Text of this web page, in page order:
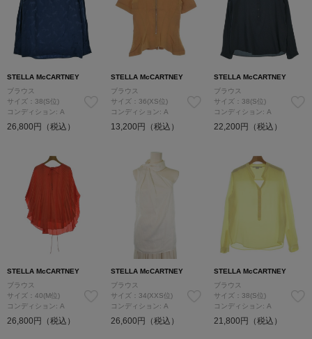
STELLA McCARTNEY
ブラウス
サイズ：38(S位)
コンディション: A
26,800円（税込）
STELLA McCARTNEY
ブラウス
サイズ：36(XS位)
コンディション: A
13,200円（税込）
STELLA McCARTNEY
ブラウス
サイズ：38(S位)
コンディション: A
22,200円（税込）
STELLA McCARTNEY
ブラウス
サイズ：40(M位)
コンディション: A
26,800円（税込）
STELLA McCARTNEY
ブラウス
サイズ：34(XXS位)
コンディション: A
26,600円（税込）
STELLA McCARTNEY
ブラウス
サイズ：38(S位)
コンディション: A
21,800円（税込）